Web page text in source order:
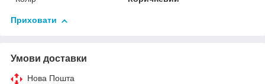
Приховати
Умови доставки
Нова Пошта